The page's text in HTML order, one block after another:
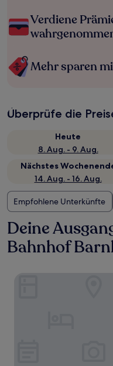
Verdiene
Mehr sparen
Überprüfe die
Heute
8. Aug. - 9. Aug.
Nächstes
14. Aug. - 16. Aug.
Empfohlene Unterkünfte
Deine
Bahnhof